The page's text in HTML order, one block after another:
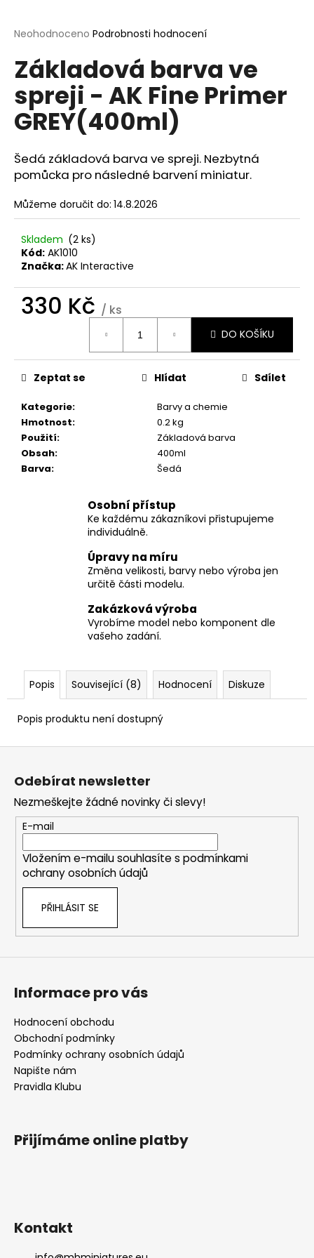
Průměrné
produktu
je
z
5
hvězdiček.
Neohodnoceno Podrobnosti hodnocení
Základová barva ve
spreji - AK Fine Primer
GREY(400ml)
Šedá základová barva ve spreji. Nezbytná
pomůcka pro následné barvení miniatur.
Můžeme doručit do: 14.8.2026
Skladem (2 ks)
Kód: AK1010
Značka:AK Interactive
330 Kč / ks
DO KOŠÍKU
Kategorie:
Barvy a chemie
Hmotnost:
0.2 kg
Použití:
Základová barva
Obsah:
400ml
Barva: Šedá
Zeptat se Hlídat Sdílet
Osobní přístup
Ke každému zákazníkovi přistupujeme
individuálně.
Úpravy na míru
Změna velikosti, barvy nebo výroba jen
určitě části modelu.
Zakázková výroba
Vyrobíme model nebo komponent dle
vašeho zadání.
Popis Související (8) Hodnocení Diskuze
Popis produktu není dostupný
j
t
?
HLEDAT
D
o
p
o
r
u
č
e
m
Z
Odebírat newsletter
Nezmeškejte žádné novinky či slevy!
E-mail
Vložením e-mailu souhlasíte s podmínkami
ochrany osobních údajů
PŘIHLÁSIT SE
Informace pro vás
Hodnocení obchodu
Obchodní podmínky
Podmínky ochrany osobních údajů
Napište nám
Pravidla Klubu
Přijímáme online platby
Kontakt